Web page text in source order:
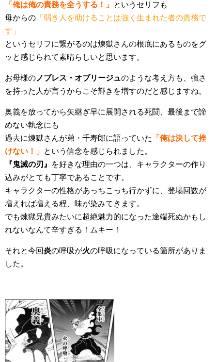
「俺は俺の責務を全うする！」 というセリフも
母からの 「弱き人を助けることは強く生まれた者の責務で
す」
というセリフに繋がるのは煉獄さんの根底にあるものをグ
ッと感じられて素晴らしいと思います。
お母様の ノブレス・オブリージュのような考え方も、強さ
を持った人が言うからこそ輝きを増すのだと感じますね。
奥義を放ってから矢継ぎ早に展開される死闘、最後まで諦
めない執念にも
過去に煉獄さんが弟・千寿郎に語っていた
「俺は決して挫
けない！」 という信念を感じられました。
『鬼滅の刃』
を好きな理由の一つは、キャラクターの作り
込みがとても丁寧であることです。
キャラクターの性格があっちこっち行かずに、登場回数が
増えれば増える程、味が染みてきます。
でも煉獄兄貴みたいに超絶魅力的になった途端死ぬかもし
れないなんて辛すぎる！ムキー！
それと今回炎の呼吸が火の呼吸になっている箇所がありま
した。